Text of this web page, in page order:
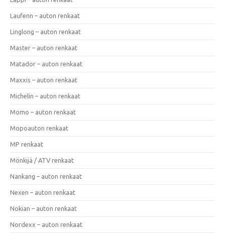
Laufenn – auton renkaat
Linglong – auton renkaat
Master – auton renkaat
Matador – auton renkaat
Maxxis – auton renkaat
Michelin – auton renkaat
Momo – auton renkaat
Mopoauton renkaat
MP renkaat
Mönkijä / ATV renkaat
Nankang – auton renkaat
Nexen – auton renkaat
Nokian – auton renkaat
Nordexx – auton renkaat